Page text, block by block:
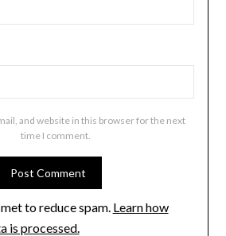
and website in this browser for the next
time I comment.
to reduce spam. Learn how
is processed.